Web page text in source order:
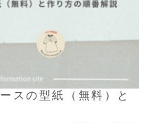
スの型紙（無料）と